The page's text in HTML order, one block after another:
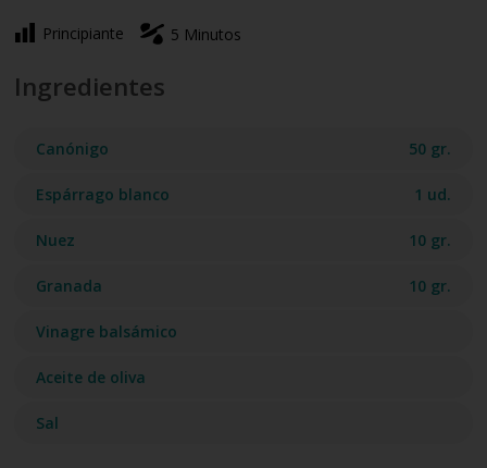
Principiante 5 Minutos
Ingredientes
Canónigo 50 gr.
Espárrago blanco 1 ud.
Nuez 10 gr.
Granada 10 gr.
Vinagre balsámico
Aceite de oliva
Sal